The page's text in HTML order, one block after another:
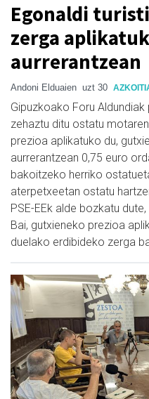
Egonaldi
zerga
aurrerantzean
Andoni Elduaien uzt 30
Gipuzkoako Foru
zehaztu ditu ostatu
prezioa aplikatuko du,
aurrerantzean 0,75 euro
bakoitzeko herriko
aterpetxeetan ostatu
PSE-EEk alde bozkatu
Bai, gutxieneko prezioa
duelako erdibideko zerga